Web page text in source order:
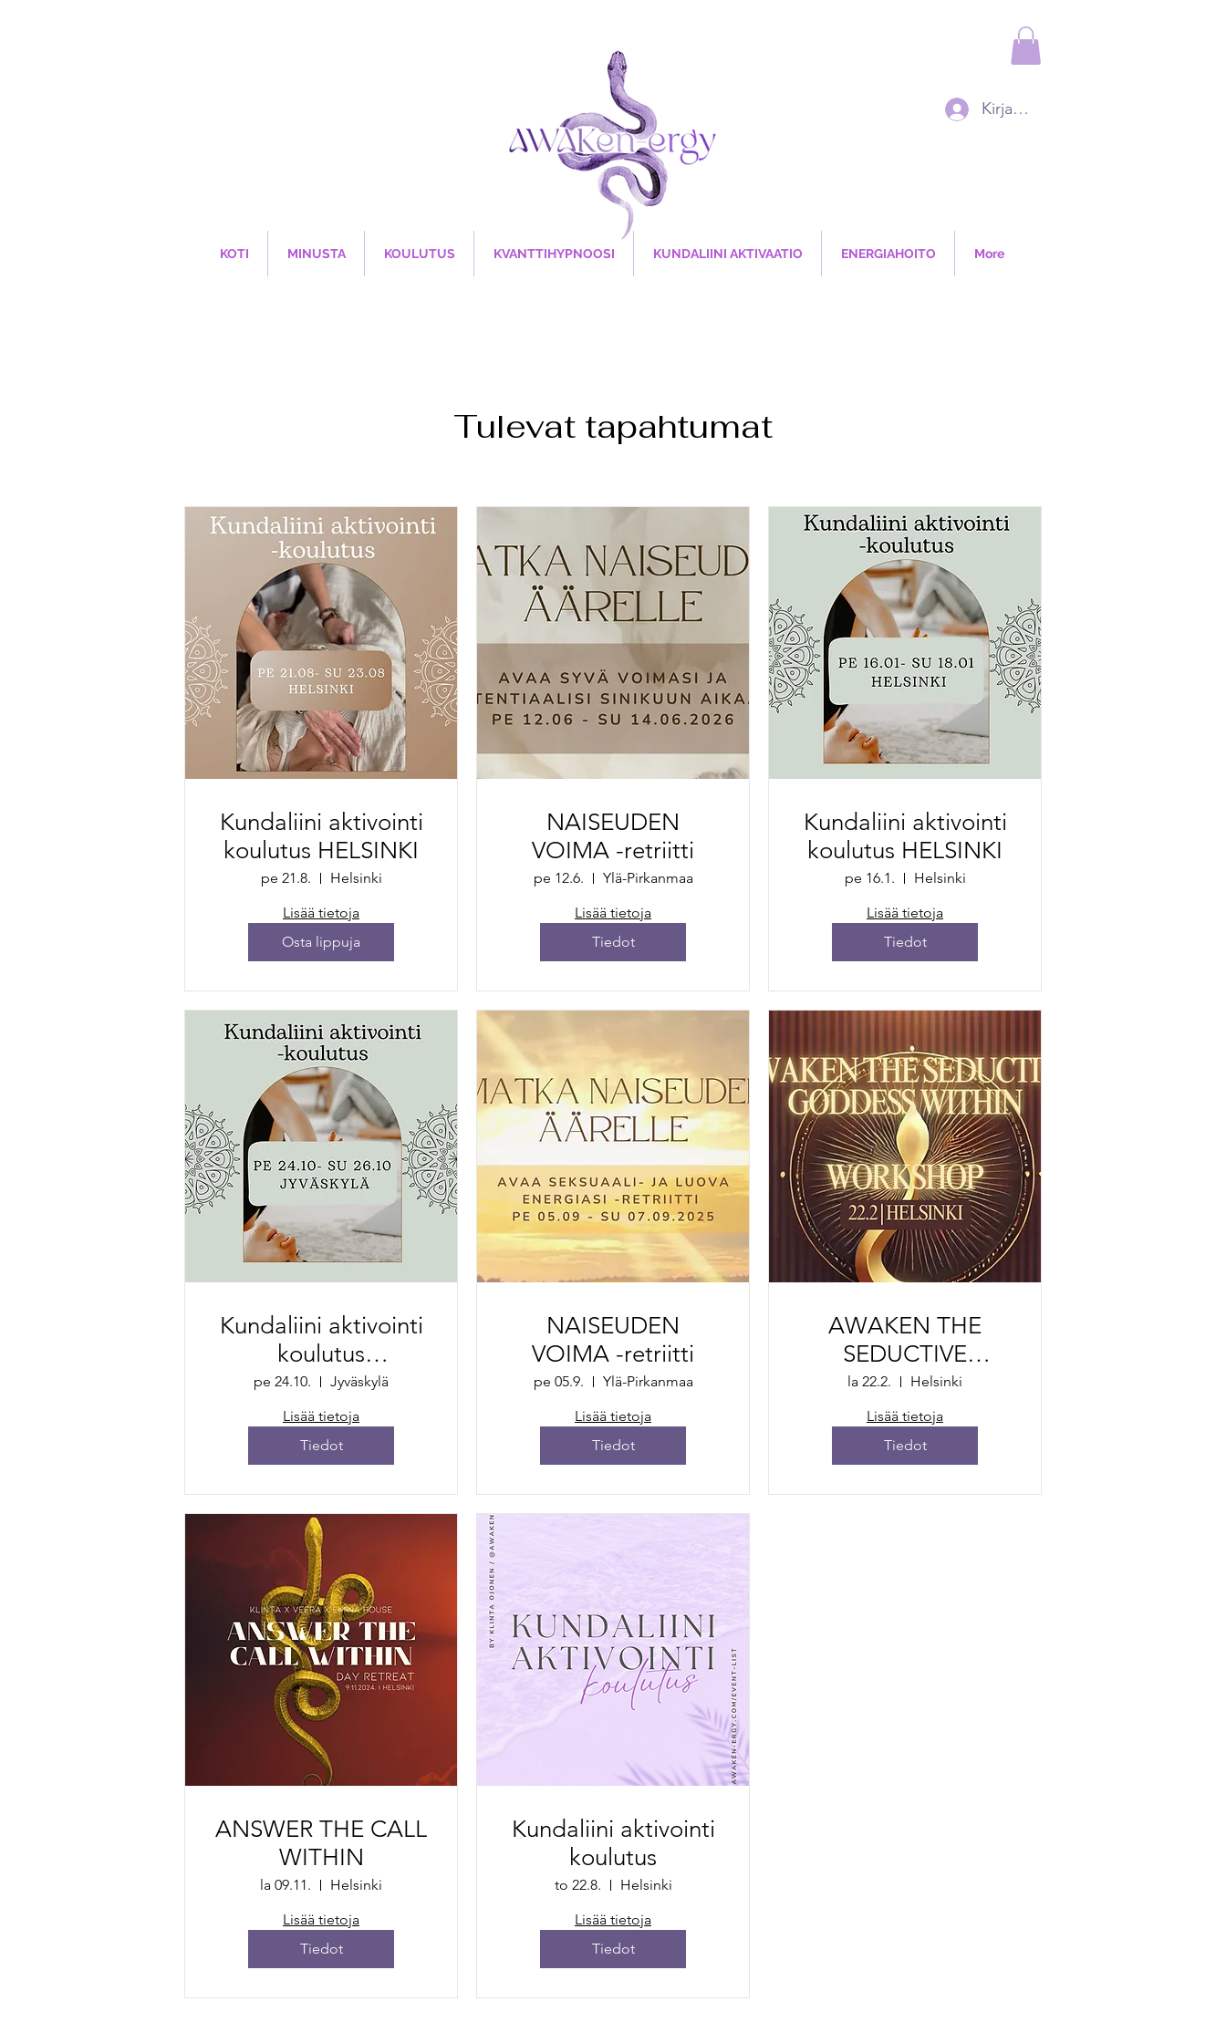
KOTI MINUSTA KOULUTUS KVANTTIHYPNOOSI KUNDALIINI AKTIVAATIO ENERGIAHOITO More
Kirjaudu
Tulevat tapahtumat
Kundaliini aktivointi
koulutus HELSINKI
pe 21.8.
Helsinki
Lisää tietoja
Osta lippuja
NAISEUDEN
VOIMA -retriitti
pe 12.6.
Ylä-Pirkanmaa
Lisää tietoja
Tiedot
Kundaliini aktivointi
koulutus HELSINKI
pe 16.1.
Helsinki
Lisää tietoja
Tiedot
Kundaliini aktivointi
koulutus
JYVÄSKYLÄ
pe 24.10.
Jyväskylä
Lisää tietoja
Tiedot
NAISEUDEN
VOIMA -retriitti
pe 05.9.
Ylä-Pirkanmaa
Lisää tietoja
Tiedot
AWAKEN THE
SEDUCTIVE
GODDESS WITHIN
-WORKSHOP
la 22.2.
Helsinki
Lisää tietoja
Tiedot
ANSWER THE CALL
WITHIN
la 09.11.
Helsinki
Lisää tietoja
Tiedot
Kundaliini aktivointi
koulutus
to 22.8.
Helsinki
Lisää tietoja
Tiedot